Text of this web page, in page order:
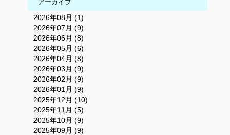
アーカイブ
2026年08月 (1)
2026年07月 (9)
2026年06月 (8)
2026年05月 (6)
2026年04月 (8)
2026年03月 (9)
2026年02月 (9)
2026年01月 (9)
2025年12月 (10)
2025年11月 (5)
2025年10月 (9)
2025年09月 (9)